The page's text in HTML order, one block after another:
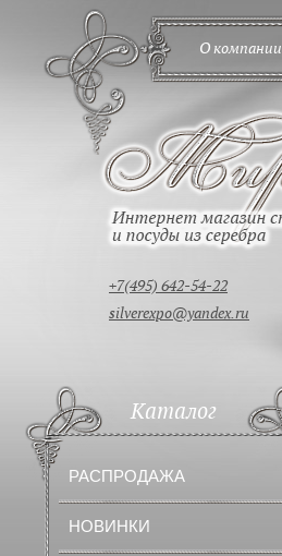
+7(495) 642-54-22
silverexpo@yandex.ru
О компании
Каталог
РАСПРОДАЖА
НОВИНКИ